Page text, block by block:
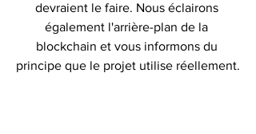
devraient le faire. Nous éclairons
également l'arrière-plan de la
blockchain et vous informons du
principe que le projet utilise réellement.